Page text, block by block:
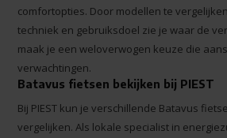
comfortopties. Door modellen te
techniek en gebruiksdoel zie je waar de
maak je een weloverwogen keuze die
verwachtingen.
Batavus fietsen bekijken bij PIEST
Bij PIEST kun je verschillende Batavus
vergelijken. Als lokale specialist in